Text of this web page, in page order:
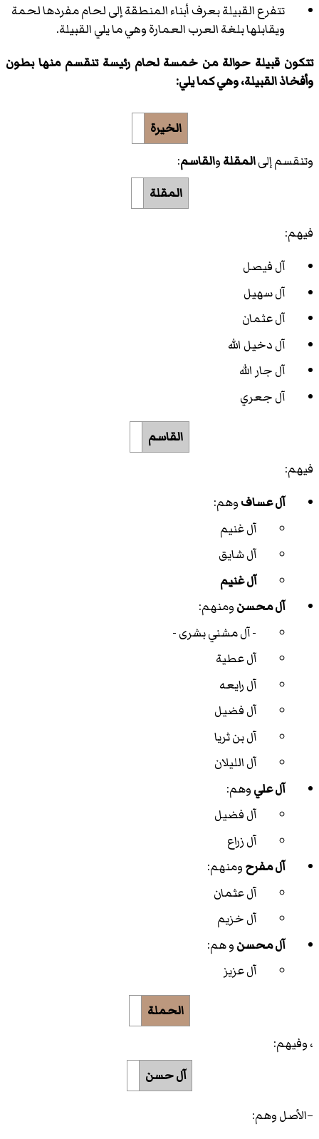
تتفرع القبيلة بعرف أبناء المنطقة إلى لحام مفردها لحمة
ويقابلها بلغة العرب العمارة وهي ما يلي القبيلة.
تتكون قبيلة حوالة من خمسة لحام رئيسة تنقسم منها بطون
وأفخاذ القبيلة، وهي كما يلي:
الخيرة
وتنقسم إلىالمقلةوالقاسم:
المقلة
فيهم:
آل فيصل
آل سهيل
آل عثمان
آل دخيل الله
آل جار الله
آل جعري
القاسم
فيهم:
آل عسافوهم:
آل غنيم
آل شايق
آل غنيم
آل محسنومنهم:
- آل مشني بشرى -
آل عطية
آل رايعه
آل فضيل
آل بن ثريا
آل الليلان
آل عليوهم:
آل فضيل
آل زراع
آل مفرحومنهم:
آل عثمان
آل خزيم
آل محسنو هم:
آل عزيز
الحملة
، وفيهم:
آل حسن
–الأصل وهم: